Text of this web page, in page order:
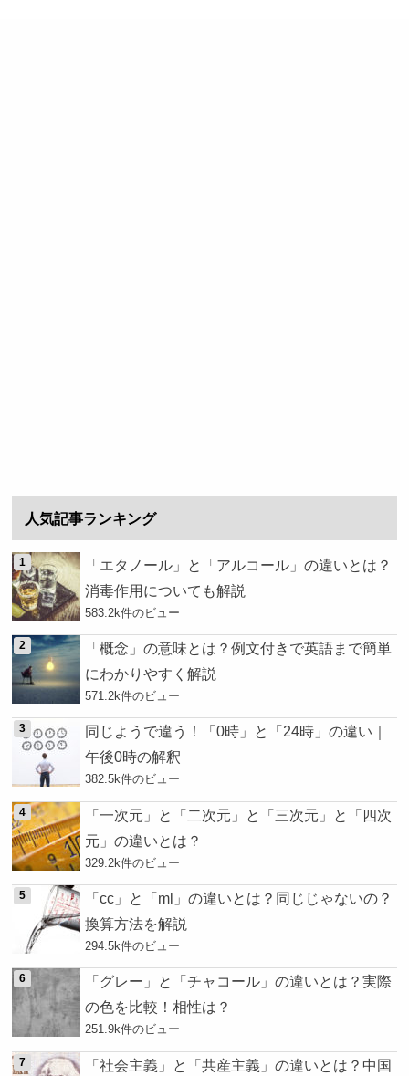
人気記事ランキング
「エタノール」と「アルコール」の違いとは？
消毒作用についても解説
583.2k件のビュー
「概念」の意味とは？例文付きで英語まで簡単
にわかりやすく解説
571.2k件のビュー
同じようで違う！「0時」と「24時」の違い｜
午後0時の解釈
382.5k件のビュー
「一次元」と「二次元」と「三次元」と「四次
元」の違いとは？
329.2k件のビュー
「cc」と「ml」の違いとは？同じじゃないの？
換算方法を解説
294.5k件のビュー
「グレー」と「チャコール」の違いとは？実際
の色を比較！相性は？
251.9k件のビュー
「社会主義」と「共産主義」の違いとは？中国